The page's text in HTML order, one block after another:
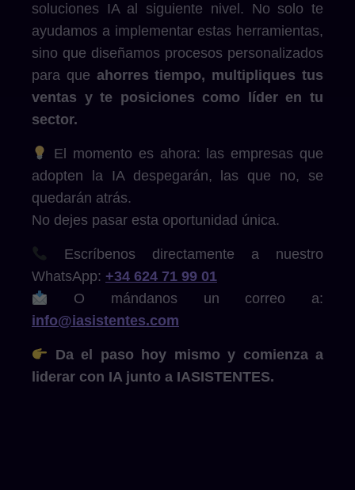
soluciones IA al siguiente nivel. No solo te
ayudamos a implementar estas herramientas,
sino que diseñamos procesos personalizados
para que ahorres tiempo, multipliques tus
ventas y te posiciones como líder en tu
sector.
El momento es ahora: las empresas que
adopten la IA despegarán, las que no, se
quedarán atrás.
No dejes pasar esta oportunidad única.
Escríbenos directamente a nuestro
WhatsApp: +34 624 71 99 01
O mándanos un correo a:
info@iasistentes.com
Da el paso hoy mismo y comienza a
liderar con IA junto a IASISTENTES.